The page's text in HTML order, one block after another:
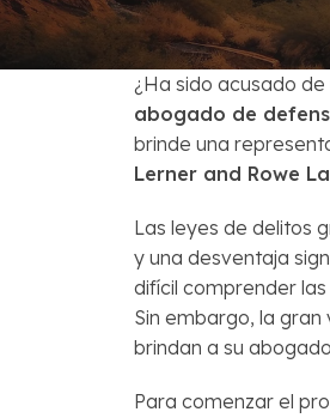
¿Ha sido acusado de
abogado de
brinde una
Lerner and Rowe
Las leyes de delitos
y una desventaja
difícil comprender
Sin embargo, la
brindan a su
Para comenzar el